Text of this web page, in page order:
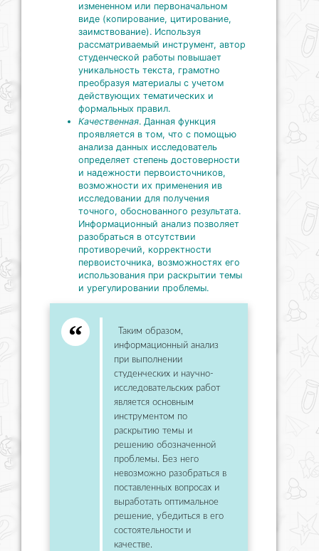
измененном или первоначальном
виде (копирование, цитирование,
заимствование). Используя
рассматриваемый инструмент, автор
студенческой работы повышает
уникальность текста, грамотно
преобразуя материалы с учетом
действующих тематических и
формальных правил.
Качественная. Данная функция
проявляется в том, что с помощью
анализа данных исследователь
определяет степень достоверности
и надежности первоисточников,
возможности их применения ив
исследовании для получения
точного, обоснованного результата.
Информационный анализ позволяет
разобраться в отсутствии
противоречий, корректности
первоисточника, возможностях его
использования при раскрытии темы
и урегулировании проблемы.
Таким образом,
информационный анализ
при выполнении
студенческих и научно-
исследовательских работ
является основным
инструментом по
раскрытию темы и
решению обозначенной
проблемы. Без него
невозможно разобраться в
поставленных вопросах и
выработать оптимальное
решение, убедиться в его
состоятельности и
качестве.